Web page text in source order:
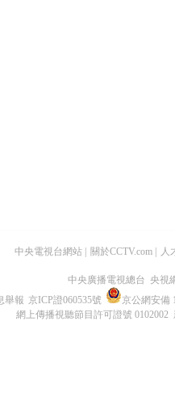
中央電視台網站 關於CCTV.com 人
中央廣播電視總台 央視
舉報 京ICP證060535號
京公網安備
網上傳播視聽節目許可證號 0102002